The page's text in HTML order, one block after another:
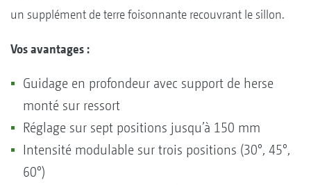
un supplément de terre foisonnante recouvrant le sillon.
Vos avantages :
Guidage en profondeur avec support de herse
monté sur ressort
Réglage sur sept positions jusqu’à 150 mm
Intensité modulable sur trois positions (30°, 45°,
60°)